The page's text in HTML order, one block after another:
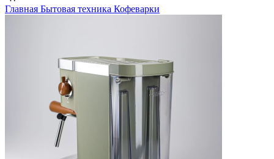
Главная Бытовая техника Кофеварки